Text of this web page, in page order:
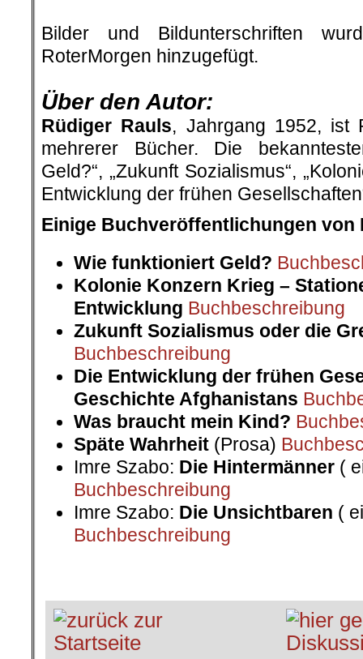
Bilder und Bildunterschriften
RoterMorgen hinzugefügt.
Über den Autor:
Rüdiger Rauls, Jahrgang 1952, ist
mehrerer Bücher. Die
Geld?“, „Zukunft Sozialismus“,
Entwicklung der frühen
Einige Buchveröffentlichungen von
Wie funktioniert Geld?
Kolonie Konzern Krieg –
Entwicklung Buchbeschreibung
Zukunft Sozialismus oder die
Buchbeschreibung
Die Entwicklung der frühen
Geschichte Afghanistans
Was braucht mein Kind?
Späte Wahrheit (Prosa)
Imre Szabo: Die Hintermänner (
Buchbeschreibung
Imre Szabo: Die Unsichtbaren (
Buchbeschreibung